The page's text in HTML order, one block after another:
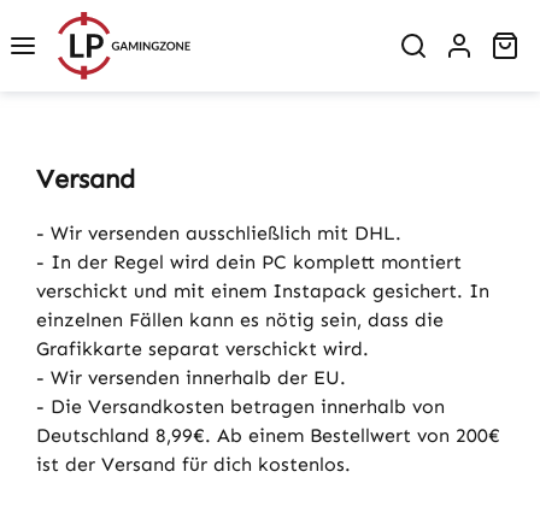
Zum Hauptinhalt springen
Versand
- Wir versenden ausschließlich mit DHL.
- In der Regel wird dein PC komplett montiert
verschickt und mit einem Instapack gesichert. In
einzelnen Fällen kann es nötig sein, dass die
Grafikkarte separat verschickt wird.
- Wir versenden innerhalb der EU.
- Die Versandkosten betragen innerhalb von
Deutschland 8,99€. Ab einem Bestellwert von 200€
ist der Versand für dich kostenlos.